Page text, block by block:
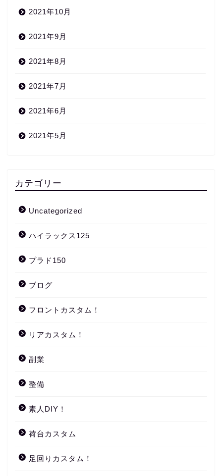
2021年10月
2021年9月
2021年8月
2021年7月
2021年6月
2021年5月
カテゴリー
Uncategorized
ハイラックス125
プラド150
ブログ
フロントカスタム！
リアカスタム！
副業
整備
素人DIY！
荷台カスタム
足回りカスタム！